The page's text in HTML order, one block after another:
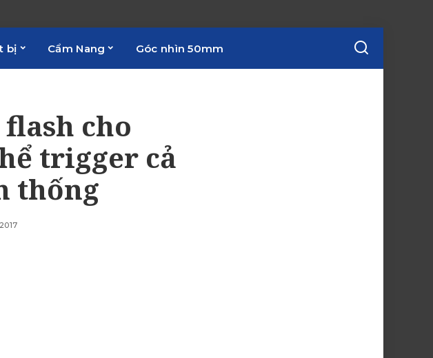
bị Cẩm Nang Góc nhìn 50mm
cho
trigger cả
thống